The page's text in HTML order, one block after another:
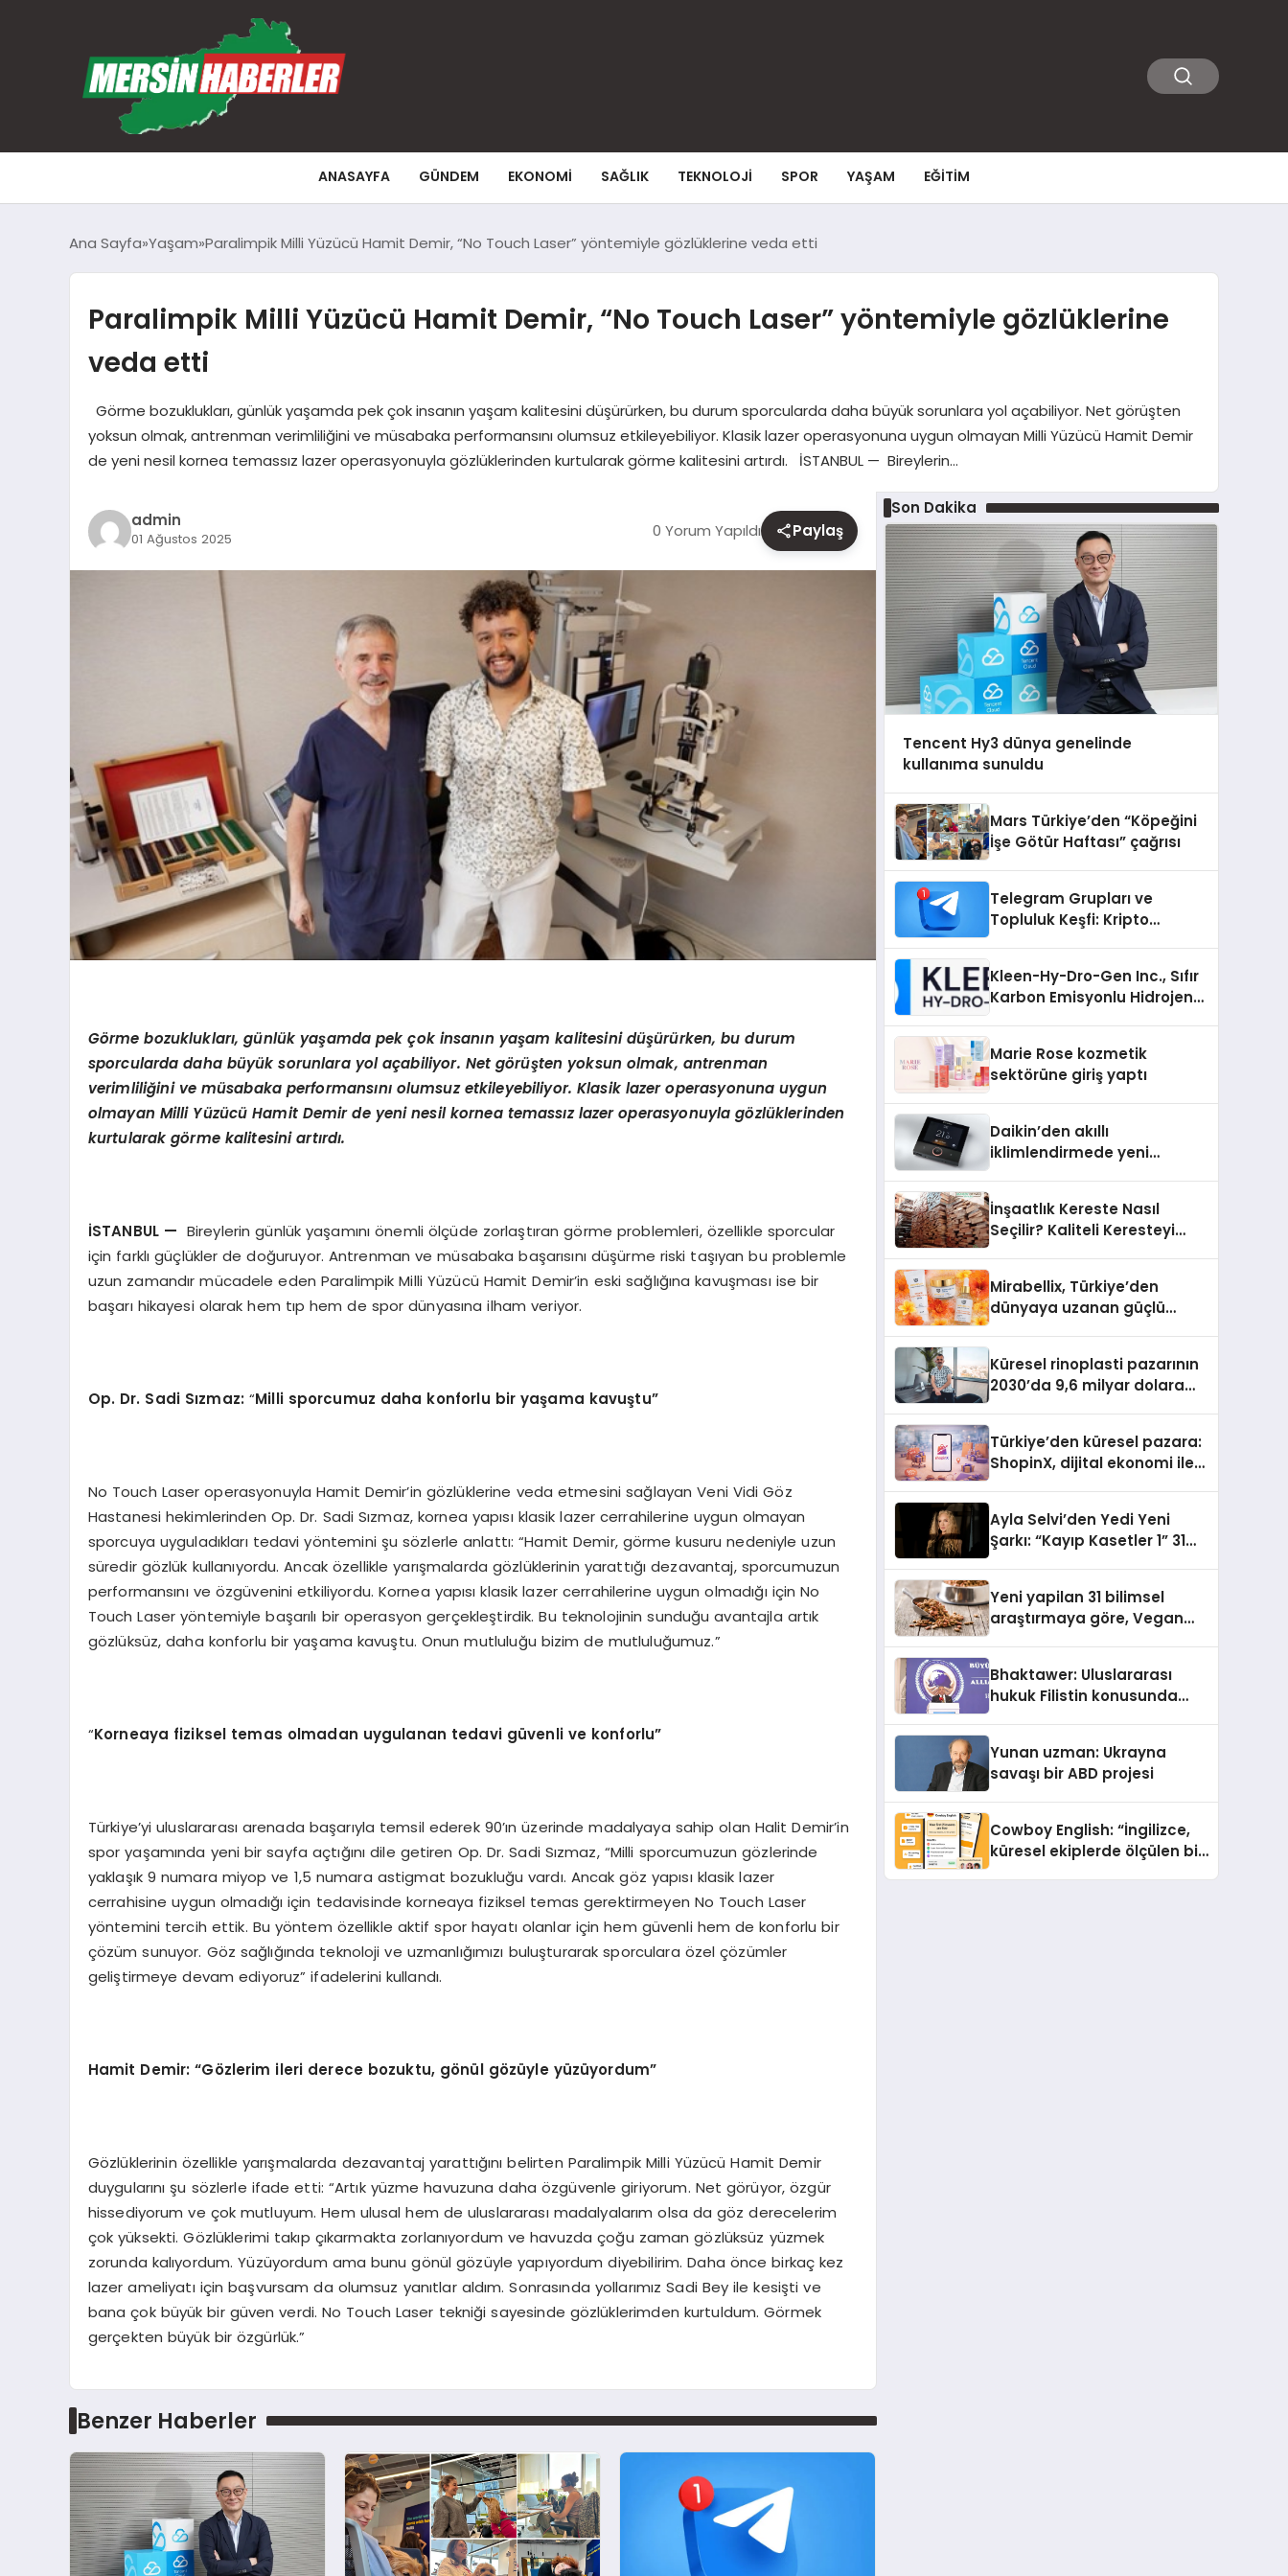
ANASAYFA GÜNDEM EKONOMI SAĞLIK TEKNOLOJI SPOR YAŞAM EĞITIM
Ana Sayfa Yaşam Paralimpik Milli Yüzücü Hamit Demir, “No Touch Laser” yöntemiyle gözlüklerine veda etti
Paralimpik Milli Yüzücü Hamit Demir, “No Touch Laser” yöntemiyle gözlüklerine
veda etti
Görme bozuklukları, günlük yaşamda pek çok insanın yaşam kalitesini düşürürken, bu durum sporcularda daha büyük sorunlara yol açabiliyor. Net görüşten
yoksun olmak, antrenman verimliliğini ve müsabaka performansını olumsuz etkileyebiliyor. Klasik lazer operasyonuna uygun olmayan Milli Yüzücü Hamit Demir
de yeni nesil kornea temassız lazer operasyonuyla gözlüklerinden kurtularak görme kalitesini artırdı. İSTANBUL — Bireylerin…
admin
01 Ağustos 2025 0 Yorum Yapıldı Paylaş
Görme bozuklukları, günlük yaşamda pek çok insanın yaşam kalitesini düşürürken, bu durum
sporcularda daha büyük sorunlara yol açabiliyor. Net görüşten yoksun olmak, antrenman
verimliliğini ve müsabaka performansını olumsuz etkileyebiliyor. Klasik lazer operasyonuna uygun
olmayan Milli Yüzücü Hamit Demir de yeni nesil kornea temassız lazer operasyonuyla gözlüklerinden
kurtularak görme kalitesini artırdı.
İSTANBUL — Bireylerin günlük yaşamını önemli ölçüde zorlaştıran görme problemleri, özellikle sporcular
için farklı güçlükler de doğuruyor. Antrenman ve müsabaka başarısını düşürme riski taşıyan bu problemle
uzun zamandır mücadele eden Paralimpik Milli Yüzücü Hamit Demir’in eski sağlığına kavuşması ise bir
başarı hikayesi olarak hem tıp hem de spor dünyasına ilham veriyor.
Op. Dr. Sadi Sızmaz: “Milli sporcumuz daha konforlu bir yaşama kavuştu”
No Touch Laser operasyonuyla Hamit Demir’in gözlüklerine veda etmesini sağlayan Veni Vidi Göz
Hastanesi hekimlerinden Op. Dr. Sadi Sızmaz, kornea yapısı klasik lazer cerrahilerine uygun olmayan
sporcuya uyguladıkları tedavi yöntemini şu sözlerle anlattı: “Hamit Demir, görme kusuru nedeniyle uzun
süredir gözlük kullanıyordu. Ancak özellikle yarışmalarda gözlüklerinin yarattığı dezavantaj, sporcumuzun
performansını ve özgüvenini etkiliyordu. Kornea yapısı klasik lazer cerrahilerine uygun olmadığı için No
Touch Laser yöntemiyle başarılı bir operasyon gerçekleştirdik. Bu teknolojinin sunduğu avantajla artık
gözlüksüz, daha konforlu bir yaşama kavuştu. Onun mutluluğu bizim de mutluluğumuz.”
“Korneaya fiziksel temas olmadan uygulanan tedavi güvenli ve konforlu”
Türkiye’yi uluslararası arenada başarıyla temsil ederek 90’ın üzerinde madalyaya sahip olan Halit Demir’in
spor yaşamında yeni bir sayfa açtığını dile getiren Op. Dr. Sadi Sızmaz, “Milli sporcumuzun gözlerinde
yaklaşık 9 numara miyop ve 1,5 numara astigmat bozukluğu vardı. Ancak göz yapısı klasik lazer
cerrahisine uygun olmadığı için tedavisinde korneaya fiziksel temas gerektirmeyen No Touch Laser
yöntemini tercih ettik. Bu yöntem özellikle aktif spor hayatı olanlar için hem güvenli hem de konforlu bir
çözüm sunuyor. Göz sağlığında teknoloji ve uzmanlığımızı buluşturarak sporculara özel çözümler
geliştirmeye devam ediyoruz” ifadelerini kullandı.
Hamit Demir: “Gözlerim ileri derece bozuktu, gönül gözüyle yüzüyordum”
Gözlüklerinin özellikle yarışmalarda dezavantaj yarattığını belirten Paralimpik Milli Yüzücü Hamit Demir
duygularını şu sözlerle ifade etti: “Artık yüzme havuzuna daha özgüvenle giriyorum. Net görüyor, özgür
hissediyorum ve çok mutluyum. Hem ulusal hem de uluslararası madalyalarım olsa da göz derecelerim
çok yüksekti. Gözlüklerimi takıp çıkarmakta zorlanıyordum ve havuzda çoğu zaman gözlüksüz yüzmek
zorunda kalıyordum. Yüzüyordum ama bunu gönül gözüyle yapıyordum diyebilirim. Daha önce birkaç kez
lazer ameliyatı için başvursam da olumsuz yanıtlar aldım. Sonrasında yollarımız Sadi Bey ile kesişti ve
bana çok büyük bir güven verdi. No Touch Laser tekniği sayesinde gözlüklerimden kurtuldum. Görmek
gerçekten büyük bir özgürlük.”
Benzer Haberler
Son Dakika
Tencent Hy3 dünya genelinde
kullanıma sunuldu
Mars Türkiye’den “Köpeğini
İşe Götür Haftası” çağrısı
Telegram Grupları ve
Topluluk Keşfi: Kripto
Kleen-Hy-Dro-Gen Inc., Sıfır
Karbon Emisyonlu Hidrojen
Aldı
Marie Rose kozmetik
sektörüne giriş yaptı
Daikin’den akıllı
iklimlendirmede yeni
İnşaatlık Kereste Nasıl
Seçilir? Kaliteli Keresteyi
Mirabellix, Türkiye’den
dünyaya uzanan güçlü
Küresel rinoplasti pazarının
2030’da 9,6 milyar dolara
Türkiye’den küresel pazara:
ShopinX, dijital ekonomi ile
Ayla Selvi’den Yedi Yeni
Şarkı: “Kayıp Kasetler 1” 31
Yeni yapilan 31 bilimsel
araştırmaya göre, Vegan
Sindirildiğini Ortaya Koydu
Bhaktawer: Uluslararası
hukuk Filistin konusunda
Yunan uzman: Ukrayna
savaşı bir ABD projesi
Cowboy English: “İngilizce,
küresel ekiplerde ölçülen bir